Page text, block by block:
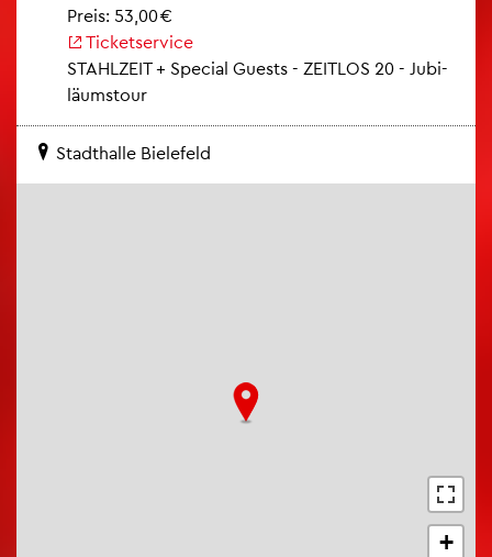
Preis: 53,00 €
Ti­cket­ser­vice
STAHL­ZEIT + Spe­cial Guests - ZEIT­LOS 20 - Ju­bi­
lä­ums­tour
Stadt­hal­le Bie­le­feld
+